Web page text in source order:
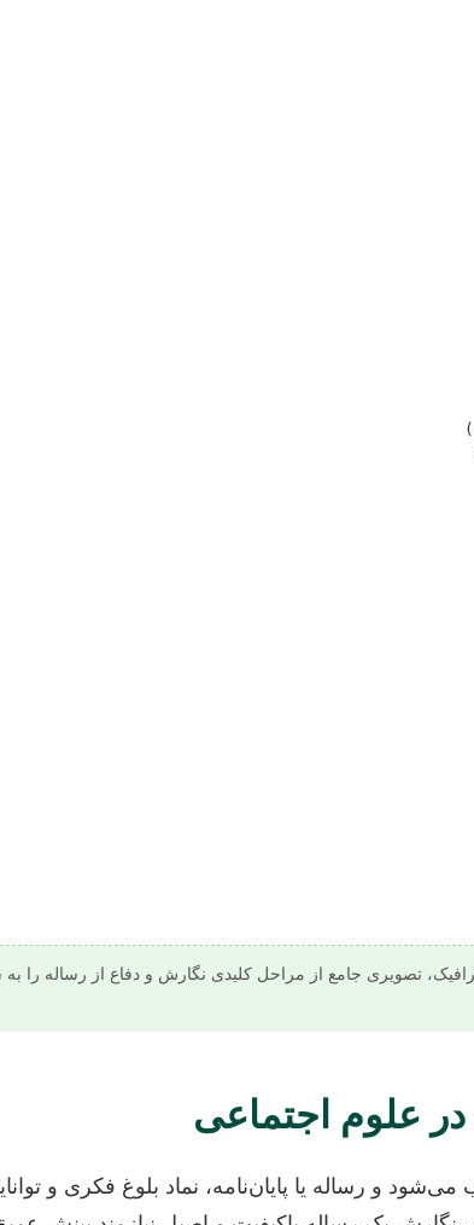
تصویری جامع از مراحل کلیدی نگارش و دفاع از رساله را به
علوم اجتماعی
و رساله یا پایان‌نامه، نماد بلوغ فکری و